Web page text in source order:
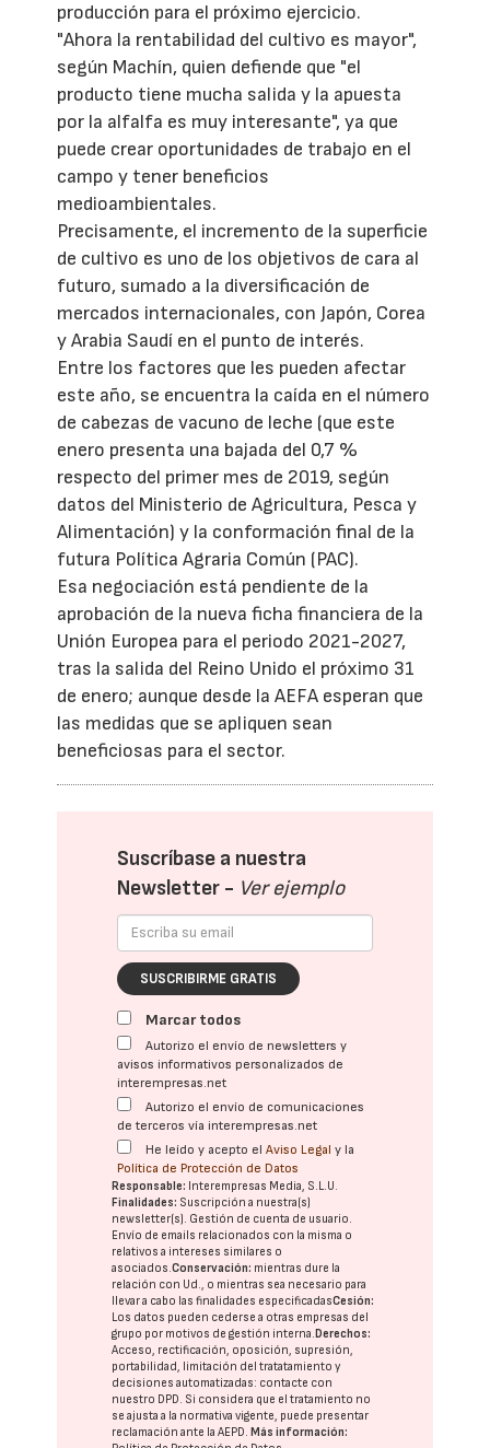
producción para el próximo ejercicio.
"Ahora la rentabilidad del cultivo es mayor",
según Machín, quien defiende que "el
producto tiene mucha salida y la apuesta
por la alfalfa es muy interesante", ya que
puede crear oportunidades de trabajo en el
campo y tener beneficios
medioambientales.
Precisamente, el incremento de la superficie
de cultivo es uno de los objetivos de cara al
futuro, sumado a la diversificación de
mercados internacionales, con Japón, Corea
y Arabia Saudí en el punto de interés.
Entre los factores que les pueden afectar
este año, se encuentra la caída en el número
de cabezas de vacuno de leche (que este
enero presenta una bajada del 0,7 %
respecto del primer mes de 2019, según
datos del Ministerio de Agricultura, Pesca y
Alimentación) y la conformación final de la
futura Política Agraria Común (PAC).
Esa negociación está pendiente de la
aprobación de la nueva ficha financiera de la
Unión Europea para el periodo 2021-2027,
tras la salida del Reino Unido el próximo 31
de enero; aunque desde la AEFA esperan que
las medidas que se apliquen sean
beneficiosas para el sector.
Suscríbase a nuestra
Newsletter - Ver ejemplo
SUSCRIBIRME GRATIS
Marcar todos
Autorizo el envío de newsletters y
avisos informativos personalizados de
interempresas.net
Autorizo el envío de comunicaciones
de terceros vía interempresas.net
He leído y acepto elAviso Legal y la
Política de Protección de Datos
Responsable: Interempresas Media, S.L.U.
Finalidades: Suscripción a nuestra(s)
newsletter(s). Gestión de cuenta de usuario.
Envío de emails relacionados con la misma o
relativos a intereses similares o
asociados.Conservación: mientras dure la
relación con Ud., o mientras sea necesario para
llevar a cabo las finalidades especificadasCesión:
Los datos pueden cederse a otras empresas del
grupo por motivos de gestión interna.Derechos:
Acceso, rectificación, oposición, supresión,
portabilidad, limitación del tratatamiento y
decisiones automatizadas: contacte con
nuestro DPD. Si considera que el tratamiento no
se ajusta a la normativa vigente, puede presentar
reclamación ante laAEPD.Más información: